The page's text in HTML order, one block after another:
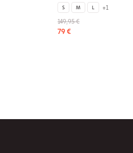
S M L
+1
149,95 €
79 €